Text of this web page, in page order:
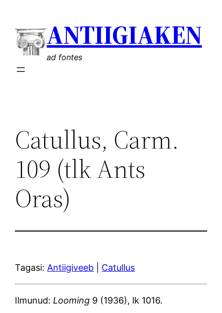
sisu
juurde
ANTIIGIAKEN
ad fontes
Catullus, Carm.
109 (tlk Ants
Oras)
Tagasi: Antiigiveeb Catullus
Ilmunud: Looming 9 (1936), lk 1016.